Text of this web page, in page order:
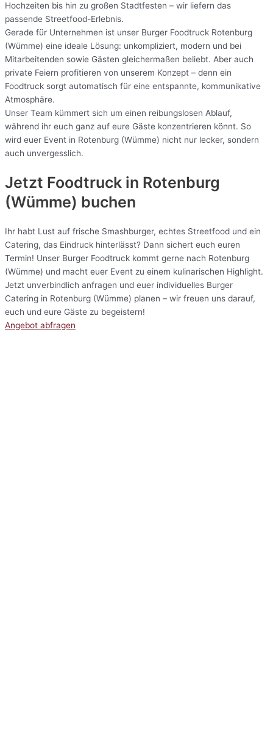
Hochzeiten bis hin zu großen Stadtfesten – wir liefern das
passende Streetfood-Erlebnis.
Gerade für Unternehmen ist unser Burger Foodtruck Rotenburg
(Wümme) eine ideale Lösung: unkompliziert, modern und bei
Mitarbeitenden sowie Gästen gleichermaßen beliebt. Aber auch
private Feiern profitieren von unserem Konzept – denn ein
Foodtruck sorgt automatisch für eine entspannte, kommunikative
Atmosphäre.
Unser Team kümmert sich um einen reibungslosen Ablauf,
während ihr euch ganz auf eure Gäste konzentrieren könnt. So
wird euer Event in Rotenburg (Wümme) nicht nur lecker, sondern
auch unvergesslich.
Jetzt Foodtruck in Rotenburg
(Wümme) buchen
Ihr habt Lust auf frische Smashburger, echtes Streetfood und ein
Catering, das Eindruck hinterlässt? Dann sichert euch euren
Termin! Unser Burger Foodtruck kommt gerne nach Rotenburg
(Wümme) und macht euer Event zu einem kulinarischen Highlight.
Jetzt unverbindlich anfragen und euer individuelles Burger
Catering in Rotenburg (Wümme) planen – wir freuen uns darauf,
euch und eure Gäste zu begeistern!
Angebot abfragen